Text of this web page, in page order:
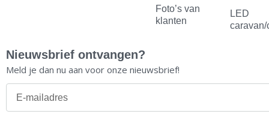
Foto’s van
klanten
LED
caravan/
Nieuwsbrief ontvangen?
Meld je dan nu aan voor onze nieuwsbrief!
mailadres